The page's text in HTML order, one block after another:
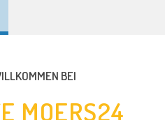
BEI
MOERS24